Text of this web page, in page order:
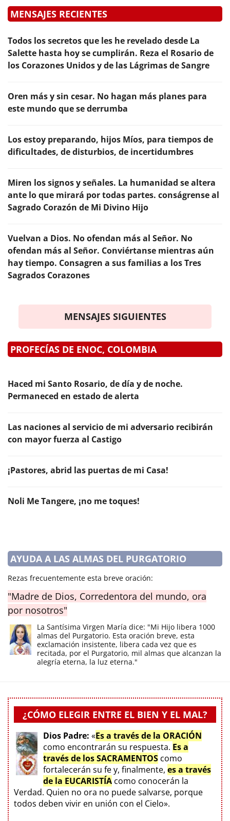
MENSAJES RECIENTES
Todos los secretos que les he revelado desde La
Salette hasta hoy se cumplirán. Reza el Rosario de
los Corazones Unidos y de las Lágrimas de Sangre
Oren más y sin cesar. No hagan más planes para
este mundo que se derrumba
Los estoy preparando, hijos Míos, para tiempos de
dificultades, de disturbios, de incertidumbres
Miren los signos y señales. La humanidad se altera
ante lo que mirará por todas partes. conságrense al
Sagrado Corazón de Mi Divino Hijo
Vuelvan a Dios. No ofendan más al Señor. No
ofendan más al Señor. Conviértanse mientras aún
hay tiempo. Consagren a sus familias a los Tres
Sagrados Corazones
MENSAJES SIGUIENTES
PROFECÍAS DE ENOC, COLOMBIA
Haced mi Santo Rosario, de día y de noche.
Permaneced en estado de alerta
Las naciones al servicio de mi adversario recibirán
con mayor fuerza al Castigo
¡Pastores, abrid las puertas de mi Casa!
Noli Me Tangere, ¡no me toques!
AYUDA A LAS ALMAS DEL PURGATORIO
Rezas frecuentemente esta breve oración:
"Madre de Dios, Corredentora del mundo, ora
por nosotros"
La Santísima Virgen María dice: "Mi Hijo libera 1000
almas del Purgatorio. Esta oración breve, esta
exclamación insistente, libera cada vez que es
recitada, por el Purgatorio, mil almas que alcanzan la
alegría eterna, la luz eterna."
¿CÓMO ELEGIR ENTRE EL BIEN Y EL MAL?
Dios Padre: «Es a través de la ORACIÓN
como encontrarán su respuesta. Es a
través de los SACRAMENTOS como
fortalecerán su fe y, finalmente, es a través
de la EUCARISTÍA como conocerán la
Verdad. Quien no ora no puede salvarse, porque
todos deben vivir en unión con el Cielo».